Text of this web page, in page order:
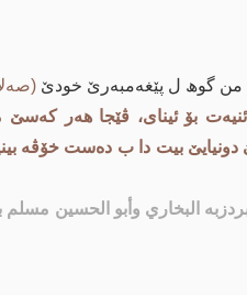
گوھ ل پێغەمبەرێ خودێ
بۆ ئینای، ڤێجا هه‌ر
بیت دا ب دەست خۆڤە
بردزبه البخاري وأبو الحسين